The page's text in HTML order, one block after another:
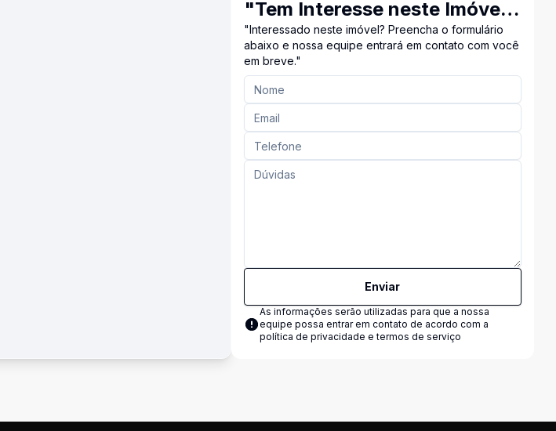
"Tem Interesse neste Imóvel?
Entre em Contato Conosco!"
"Interessado neste imóvel? Preencha o formulário
abaixo e nossa equipe entrará em contato com você
em breve."
Enviar
As informações serão utilizadas para que a nossa
equipe possa entrar em contato de acordo com a
política de privacidade e termos de serviço